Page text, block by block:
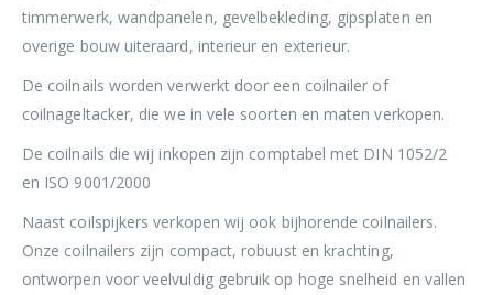
timmerwerk, wandpanelen, gevelbekleding, gipsplaten en
overige bouw uiteraard, interieur en exterieur.
De coilnails worden verwerkt door een coilnailer of
coilnageltacker, die we in vele soorten en maten verkopen.
De coilnails die wij inkopen zijn comptabel met DIN 1052/2
en ISO 9001/2000
Naast coilspijkers verkopen wij ook bijhorende coilnailers.
Onze coilnailers zijn compact, robuust en krachting,
ontworpen voor veelvuldig gebruik op hoge snelheid en vallen